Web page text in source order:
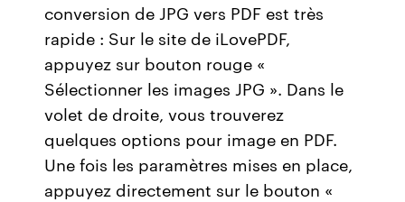
conversion de JPG vers PDF est très
rapide : Sur le site de iLovePDF,
appuyez sur bouton rouge «
Sélectionner les images JPG ». Dans le
volet de droite, vous trouverez
quelques options pour image en PDF.
Une fois les paramètres mises en place,
appuyez directement sur le bouton «